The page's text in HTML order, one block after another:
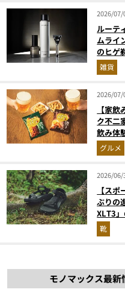
2026/07/
ルーテ
ムライ
のヒゲ
雑貨
2026/07/
【家
ク不二
飲み体
グルメ
2026/06/
【ス
ぶりの
XLT3
解説！
靴
モノマックス最新